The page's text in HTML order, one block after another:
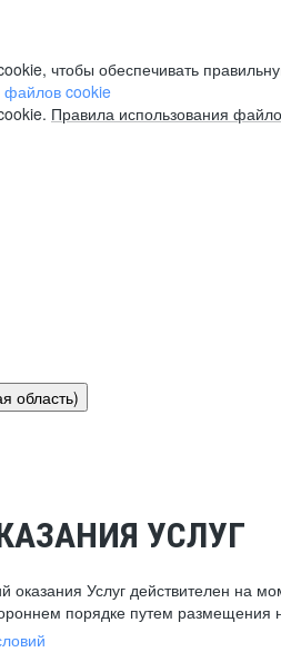
чтобы обеспечивать
файлов cookie
Правила использования
область)
УСЛУГ
оказания Услуг действителен на
порядке путем размещения